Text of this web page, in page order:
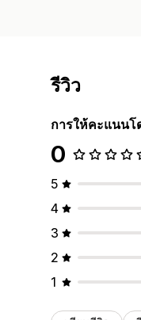
รีวิว
การให้คะแนนโ
0
5
4
3
2
1